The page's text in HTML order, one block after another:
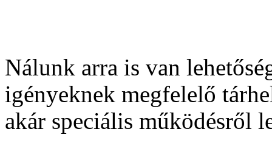
Nálunk arra is van
igényeknek megfelelő
akár speciális működésről